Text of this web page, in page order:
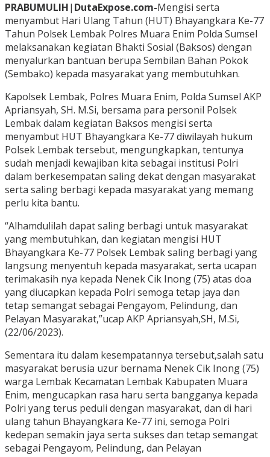
PRABUMULIH| DutaExpose.com-Mengisi serta
menyambut Hari Ulang Tahun (HUT) Bhayangkara Ke-77
Tahun Polsek Lembak Polres Muara Enim Polda Sumsel
melaksanakan kegiatan Bhakti Sosial (Baksos) dengan
menyalurkan bantuan berupa Sembilan Bahan Pokok
(Sembako) kepada masyarakat yang membutuhkan.
Kapolsek Lembak, Polres Muara Enim, Polda Sumsel AKP
Apriansyah, SH. M.Si, bersama para personil Polsek
Lembak dalam kegiatan Baksos mengisi serta
menyambut HUT Bhayangkara Ke-77 diwilayah hukum
Polsek Lembak tersebut, mengungkapkan, tentunya
sudah menjadi kewajiban kita sebagai institusi Polri
dalam berkesempatan saling dekat dengan masyarakat
serta saling berbagi kepada masyarakat yang memang
perlu kita bantu.
“Alhamdulilah dapat saling berbagi untuk masyarakat
yang membutuhkan, dan kegiatan mengisi HUT
Bhayangkara Ke-77 Polsek Lembak saling berbagi yang
langsung menyentuh kepada masyarakat, serta ucapan
terimakasih nya kepada Nenek Cik Inong (75) atas doa
yang diucapkan kepada Polri semoga tetap jaya dan
tetap semangat sebagai Pengayom, Pelindung, dan
Pelayan Masyarakat,”ucap AKP Apriansyah,SH, M.Si,
(22/06/2023).
Sementara itu dalam kesempatannya tersebut,salah satu
masyarakat berusia uzur bernama Nenek Cik Inong (75)
warga Lembak Kecamatan Lembak Kabupaten Muara
Enim, mengucapkan rasa haru serta bangganya kepada
Polri yang terus peduli dengan masyarakat, dan di hari
ulang tahun Bhayangkara Ke-77 ini, semoga Polri
kedepan semakin jaya serta sukses dan tetap semangat
sebagai Pengayom, Pelindung, dan Pelayan